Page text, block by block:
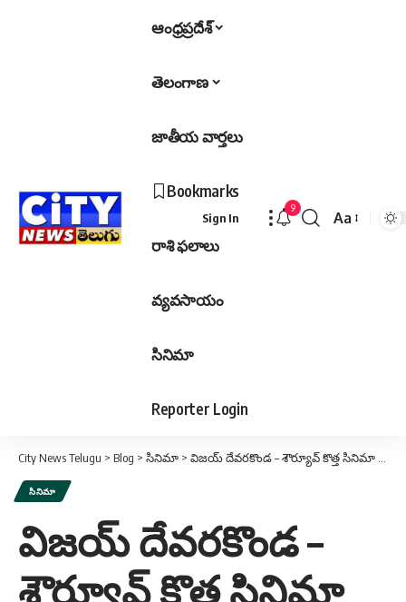
ఆంధ్రప్రదేశ్
తెలంగాణ
జాతీయ వార్తలు
Bookmarks
రాశి ఫలాలు
వ్యవసాయం
సినిమా
Reporter Login
Sign In
9
Font
Aa
City News Telugu > Blog > సినిమా > విజయ్ దేవరకొండ – శౌర్యూవ్ కొత్త సినిమా అప్‌డేట్: హాలీవుడ్ టెక్నీషియన్లతో భారీ యాక్షన్ డ్రామా!
సినిమా
విజయ్ దేవరకొండ –
శౌర్యూవ్ కొత్త సినిమా